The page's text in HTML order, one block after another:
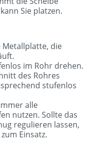
Sie platzen.
Metallplatte, die
im Rohr drehen.
des Rohres
stufenlos
alle
nutzen. Sollte das
regulieren lassen,
Einsatz.